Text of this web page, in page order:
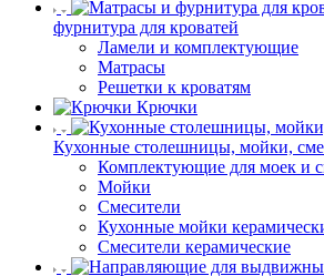
фурнитура для кроватей
Ламели и комплектующие
Матрасы
Решетки к кроватям
Крючки
Кухонные столешницы, мойки,
Комплектующие для моек и
Мойки
Смесители
Кухонные мойки
Смесители керамические